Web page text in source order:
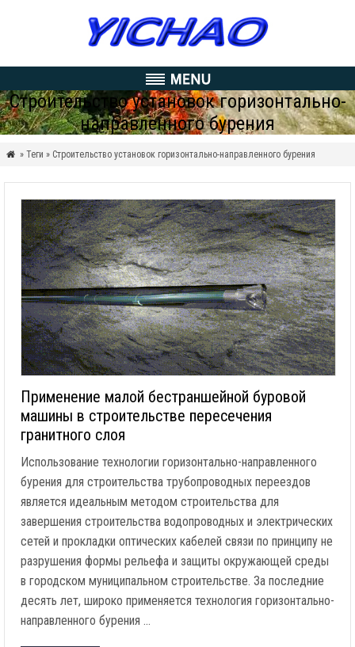
Строительство установок горизонтально-
направленного бурения
 » Теги » Строительство установок горизонтально-направленного бурения
Применение малой бестраншейной буровой
машины в строительстве пересечения
гранитного слоя
Использование технологии горизонтально-направленного
бурения для строительства трубопроводных переездов
является идеальным методом строительства для
завершения строительства водопроводных и электрических
сетей и прокладки оптических кабелей связи по принципу не
разрушения формы рельефа и защиты окружающей среды
в городском муниципальном строительстве. За последние
десять лет, широко применяется технология горизонтально-
направленного бурения …